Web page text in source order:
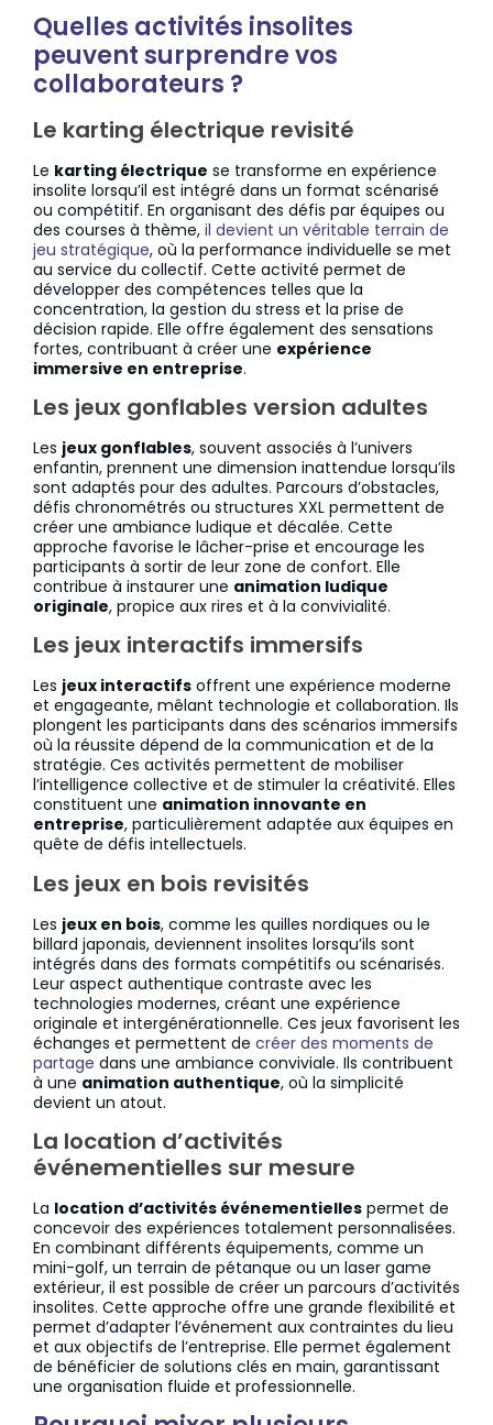
Quelles activités insolites
peuvent surprendre vos
collaborateurs ?
Le karting électrique revisité
Le karting électrique se transforme en expérience
insolite lorsqu’il est intégré dans un format scénarisé
ou compétitif. En organisant des défis par équipes ou
des courses à thème, il devient un véritable terrain de
jeu stratégique, où la performance individuelle se met
au service du collectif. Cette activité permet de
développer des compétences telles que la
concentration, la gestion du stress et la prise de
décision rapide. Elle offre également des sensations
fortes, contribuant à créer une expérience
immersive en entreprise.
Les jeux gonflables version adultes
Les jeux gonflables, souvent associés à l’univers
enfantin, prennent une dimension inattendue lorsqu’ils
sont adaptés pour des adultes. Parcours d’obstacles,
défis chronométrés ou structures XXL permettent de
créer une ambiance ludique et décalée. Cette
approche favorise le lâcher-prise et encourage les
participants à sortir de leur zone de confort. Elle
contribue à instaurer une animation ludique
originale, propice aux rires et à la convivialité.
Les jeux interactifs immersifs
Les jeux interactifs offrent une expérience moderne
et engageante, mêlant technologie et collaboration. Ils
plongent les participants dans des scénarios immersifs
où la réussite dépend de la communication et de la
stratégie. Ces activités permettent de mobiliser
l’intelligence collective et de stimuler la créativité. Elles
constituent une animation innovante en
entreprise, particulièrement adaptée aux équipes en
quête de défis intellectuels.
Les jeux en bois revisités
Les jeux en bois, comme les quilles nordiques ou le
billard japonais, deviennent insolites lorsqu’ils sont
intégrés dans des formats compétitifs ou scénarisés.
Leur aspect authentique contraste avec les
technologies modernes, créant une expérience
originale et intergénérationnelle. Ces jeux favorisent les
échanges et permettent de créer des moments de
partage dans une ambiance conviviale. Ils contribuent
à une animation authentique, où la simplicité
devient un atout.
La location d’activités
événementielles sur mesure
La location d’activités événementielles permet de
concevoir des expériences totalement personnalisées.
En combinant différents équipements, comme un
mini-golf, un terrain de pétanque ou un laser game
extérieur, il est possible de créer un parcours d’activités
insolites. Cette approche offre une grande flexibilité et
permet d’adapter l’événement aux contraintes du lieu
et aux objectifs de l’entreprise. Elle permet également
de bénéficier de solutions clés en main, garantissant
une organisation fluide et professionnelle.